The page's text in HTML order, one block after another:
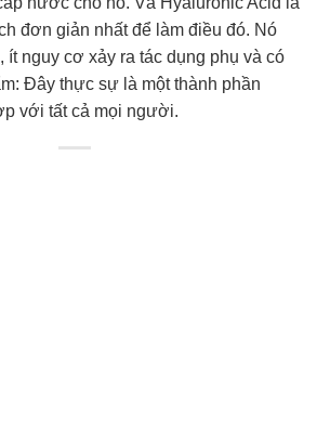
đơn giản nhất để làm điều đó. Nó
nguy cơ xảy ra tác dụng phụ và có
Đây thực sự là một thành phần
với tất cả mọi người.